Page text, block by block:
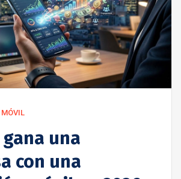
MÓVIL
una
con una